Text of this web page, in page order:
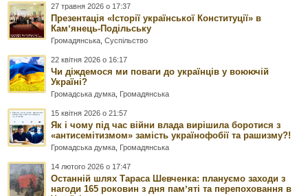
27 травня 2026 о 17:37
Презентація «Історії української Конституції» в
Камʼянець-Подільську
Громадянська ,Суспільство
22 квітня 2026 о 16:17
Чи діждемося ми поваги до українців у воюючій
Україні?
Громадська думка Громадянська
15 квітня 2026 о 21:57
Як і чому під час війни влада вирішила боротися з
«антисемітизмом» замість українофобії та рашизму?!
Громадська думка Громадянська
14 лютого 2026 о 17:47
Останній шлях Тараса Шевченка: плануємо заходи з
нагоди 165 роковин з дня памʼяті та перепоховання в